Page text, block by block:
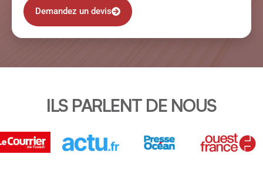
Demandez un devis
ILS PARLENT DE NOUS